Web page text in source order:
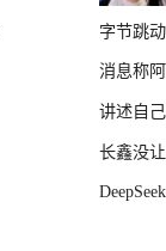
字节跳
消息称
讲述自
长鑫没